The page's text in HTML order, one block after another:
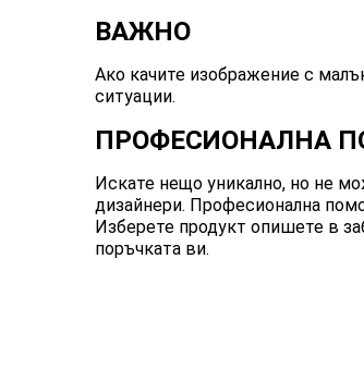
ВАЖНО
Ако качите изображение с
ситуации.
ПРОФЕСИОНАЛНА
Искате нещо уникално, но не
дизайнери. Професионална
Изберете продукт опишете в
поръчката ви.